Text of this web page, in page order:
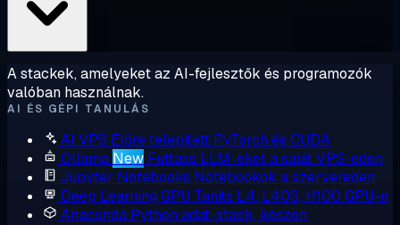
A stackek, amelyeket az AI-fejlesztők és programozók
valóban használnak.
AI ÉS GÉPI TANULÁS
AI VPS Előre telepített PyTorch és CUDA
Ollama New Futtass LLM-eket a saját VPS-eden
Jupyter Notebooks Notebookok a szervereden
Deep Learning GPU Taníts L4, L40S, H100 GPU-n
Anaconda Python adat-stack, készen